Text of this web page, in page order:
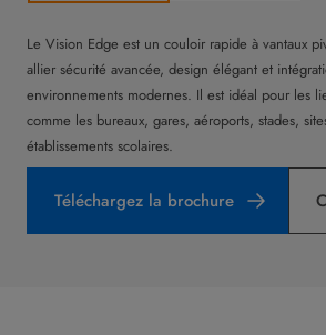
Le Vision Edge est un couloir rapide à vantaux
allier sécurité avancée, design élégant et
environnements modernes. Il est idéal pour les
comme les bureaux, gares, aéroports, stades,
établissements scolaires.
Téléchargez la brochure